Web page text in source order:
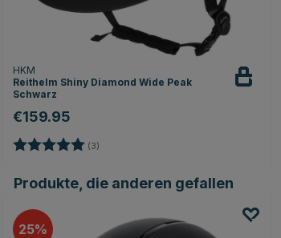
HKM
Reithelm Shiny Diamond Wide Peak
Schwarz
€159.95
Bewertung: (3)
Produkte, die anderen gefallen
25